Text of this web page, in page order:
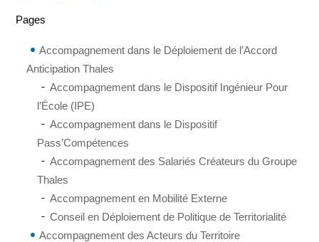
Pages
Accompagnement dans le Déploiement de l’Accord
Anticipation Thales
Accompagnement dans le Dispositif Ingénieur Pour
l’École (IPE)
Accompagnement dans le Dispositif
Pass’Compétences
Accompagnement des Salariés Créateurs du Groupe
Thales
Accompagnement en Mobilité Externe
Conseil en Déploiement de Politique de Territorialité
Accompagnement des Acteurs du Territoire